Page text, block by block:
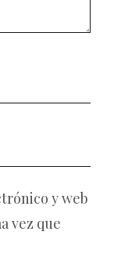
y web
vez que